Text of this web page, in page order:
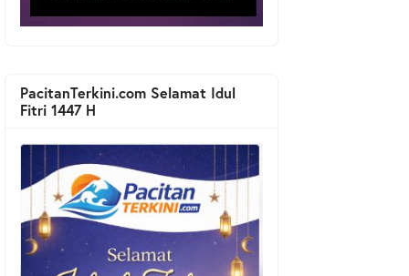
PacitanTerkini.com Selamat Idul
Fitri 1447 H